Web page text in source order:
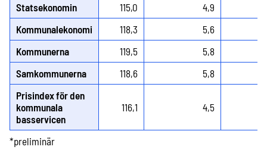
Statsekonomin
115,0
4,9
Kommunalekonomi
118,3
5,6
Kommunerna
119,5
5,8
Samkommunerna
118,6
5,8
Prisindex för den
kommunala
basservicen
116,1 4,5
*preliminär